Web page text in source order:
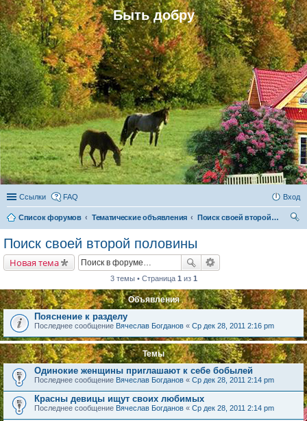
Быть добру
Ссылки FAQ Вход
Список форумов Тематические объявления
Поиск своей второй половины
Поиск своей второй половины
Новая тема
3 темы • Страница 1 из 1
Объявления
Пояснение к разделу
Последнее сообщение Вячеслав Богданов « Ср дек 28, 2011 2:16 pm
Темы
Одинокие женщины приглашают к себе бобылей
Последнее сообщение Вячеслав Богданов « Ср дек 28, 2011 2:14 pm
Красны девицы ищут своих любимых
Последнее сообщение Вячеслав Богданов « Ср дек 28, 2011 2:14 pm